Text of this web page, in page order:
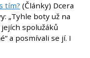
tím? (Články) Dcera
„Tyhle boty už na
spolužáků
a posmívali se jí. I